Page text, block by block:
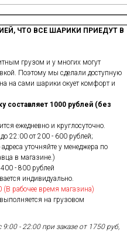
ЧТО ВСЕ ШАРИКИ ПРИЕДУТ В
грузом и у многих могут
Поэтому мы сделали доступную
на сами шарики окует комфорт и
составляет 1000 рублей (без
ежедневно и круглосуточно.
22:00 от 200 - 600 рублей;
уточняйте у менеджера по
в магазине.)
- 800 рублей
индивидуально.
рабочее время магазина)
на грузовом
- 22:00 при заказе от 1750 руб,